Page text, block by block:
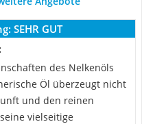
SEHR GUT
des Nelkenöls
Öl überzeugt nicht
und den reinen
vielseitige